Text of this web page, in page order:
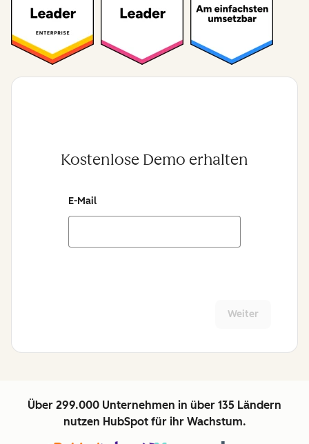
Kostenlose Demo erhalten
E-Mail
Weiter
Über 299.000 Unternehmen in über 135 Ländern
nutzen HubSpot für ihr Wachstum.